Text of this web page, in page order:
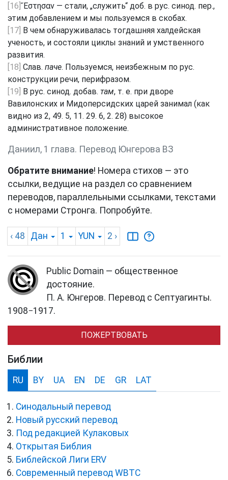
[16] Ἔστησαν — стали, „служить“ доб. в рус. синод. пер.,
этим добавлением и мы пользуемся в скобах.
[17] В чем обнаруживалась тогдашняя халдейская
ученость, и состояли циклы знаний и умственного
развития.
[18] Слав. паче. Пользуемся, неизбежным по рус.
конструкции речи, перифразом.
[19] В рус. синод. добав. там, т. е. при дворе
Вавилонских и Мидоперсидских царей занимал (как
видно из 2, 49. 5, 11. 29. 6, 2. 28) высокое
административное положение.
Даниил, 1 глава. Перевод Юнгерова ВЗ
Обратите внимание! Номера стихов — это
ссылки, ведущие на раздел со сравнением
переводов, параллельными ссылками, текстами
с номерами Стронга. Попробуйте.
‹ 48 Дан 1 YUN 2 ›
Public Domain — общественное
достояние.
П. А. Юнгеров. Перевод с Септуагинты.
1908−1917.
ПОЖЕРТВОВАТЬ
Библии
RU BY UA EN DE GR LAT
Синодальный перевод
Новый русский перевод
Под редакцией Кулаковых
Открытая Библия
Библейской Лиги ERV
Cовременный перевод WBTC